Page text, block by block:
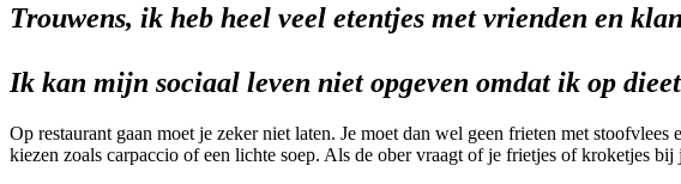
Trouwens, ik heb heel veel etentjes met vrienden en
Ik kan mijn sociaal leven niet opgeven omdat ik op
Op restaurant gaan moet je zeker niet laten. Je moet dan wel geen frieten met
kiezen zoals carpaccio of een lichte soep. Als de ober vraagt of je frietjes of kroketjes